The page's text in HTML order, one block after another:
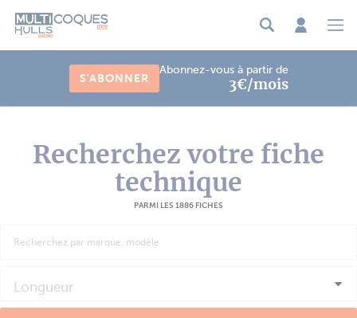
S'ABONNER
Abonnez-vous à partir de
3€/mois
Recherchez votre fiche
technique
PARMI LES 1886 FICHES
Longueur